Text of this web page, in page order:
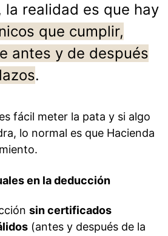
la realidad es que hay
que cumplir,
antes y de después
.
fácil meter la pata y si algo
lo normal es que Hacienda
en la deducción
sin certificados
(antes y después de la